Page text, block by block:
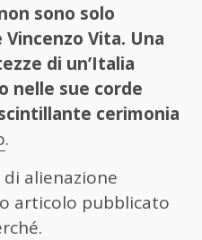
sono solo
Vita. Una
di un’Italia
nelle sue corde
cerimonia
.
alienazione
articolo pubblicato